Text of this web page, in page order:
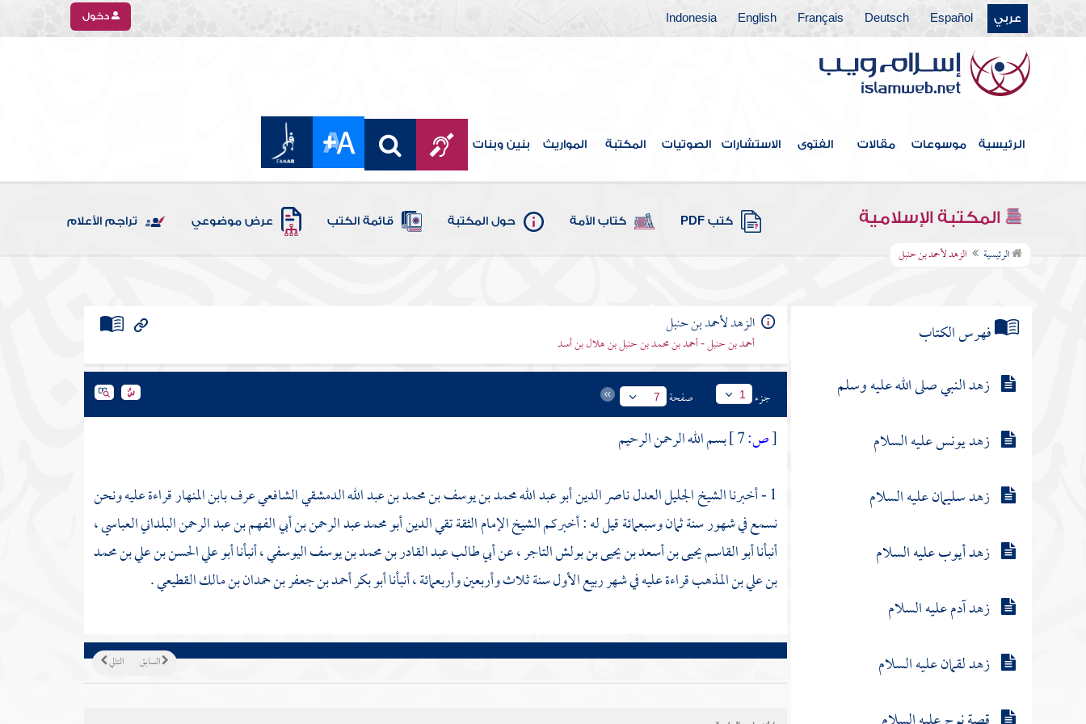
عربي Español
Deutsch
Français
English
Indonesia دخول
الرئيسية موسوعات مقالات الفتوى الاستشارات الصوتيات المكتبة المواريث بنين وبنات
المكتبة الإسلامية كتب PDF كتاب الأمة حول المكتبة قائمة الكتب عرض موضوعي تراجم الأعلام
الرئيسية الزهد لأحمد بن حنبل
فهرس الكتاب
زهد النبي صلى الله عليه وسلم
زهد يونس عليه السلام
زهد سليمان عليه السلام
زهد أيوب عليه السلام
زهد آدم عليه السلام
زهد لقمان عليه السلام
الزهد لأحمد بن حنبل
أحمد بن حنبل - أحمد بن محمد بن حنبل بن هلال بن أسد
جزء 1 صفحة 7
[ص:
بسم الله الرحمن الرحيم
1 - أخبرنا الشيخ الجليل العدل
ناصر الدين أبو عبد الله محمد بن يوسف بن محمد بن عبد الله الدمشقي الشافعيعرفبابن المنهارقراءة عليه ونحن
نسمع في شهور سنة ثمان وسبعمائة قيل له : أخبركم الشيخ الإمام الثقةتقي الدين أبو محمد عبد الرحمن بن أبي الفهم بن عبد الرحمن البلداني العباسي ،
أنبأناأبو القاسم يحيى بن أسعد بن يحيى بن بولش التاجر ،عنأبي طالب عبد القادر بن محمد بن يوسف اليوسفي ،أنبأناأبو علي الحسن بن علي بن محمد
بن علي بن المذهبقراءة عليه في شهر ربيع الأول سنة ثلاث وأربعين وأربعمائة ، أنبأناأبو بكر أحمد بن جعفر بن حمدان بن مالك القطيعي .
التالي السابق